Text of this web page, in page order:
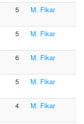
5 M. Fikar
5 M. Fikar
6 M. Fikar
5 M. Fikar
4 M. Fikar